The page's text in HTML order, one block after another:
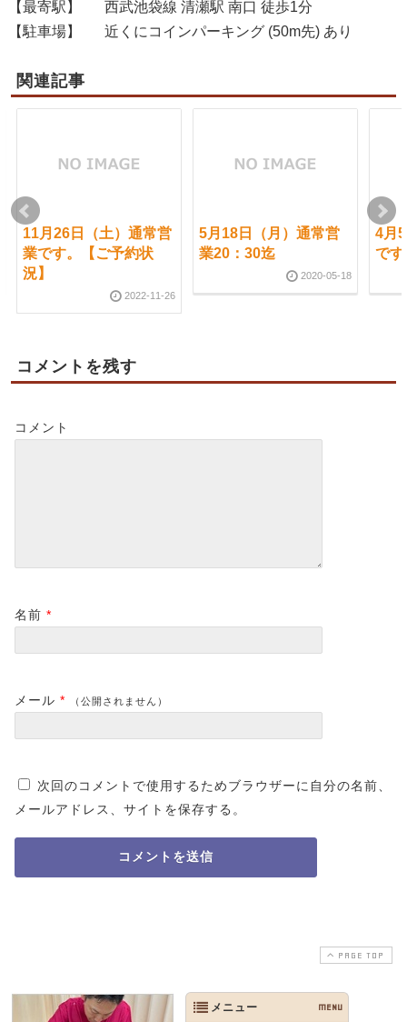
【最寄駅】
西武池袋線 清瀬駅 南口 徒歩1分
【駐車場】
近くにコインパーキング (50m先) あり
関連記事
11月26日（土）通常営
業です。【ご予約状
況】
2022-11-26
5月18日（月）通常営
業20：30迄
2020-05-18
4月
で
コメントを残す
コメント
名前 *
メール * （公開されません）
次回のコメントで使用するためブラウザーに自分の名前、
メールアドレス、サイトを保存する。
PAGE TOP
メニュー MENU